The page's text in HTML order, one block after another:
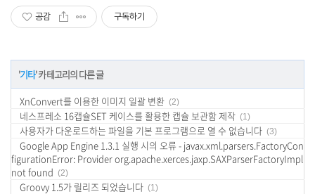
공감 구독하기
'기타' 카테고리의 다른 글
XnConvert를 이용한 이미지 일괄 변환 (2)
네스프레소 16캡슐SET 케이스를 활용한 캡슐 보관함 제작 (1)
사용자가 다운로드하는 파일을 기본 프로그램으로 열 수 없습니다 (3)
Google App Engine 1.3.1 실행 시의 오류 - javax.xml.parsers.FactoryCon
figurationError: Provider org.apache.xerces.jaxp.SAXParserFactoryImpl
not found (2)
Groovy 1.5가 릴리즈 되었습니다 (1)